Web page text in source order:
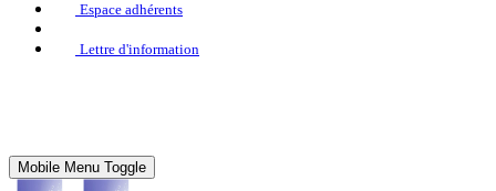
Espace adhérents
Lettre d'information
Mobile Menu Toggle